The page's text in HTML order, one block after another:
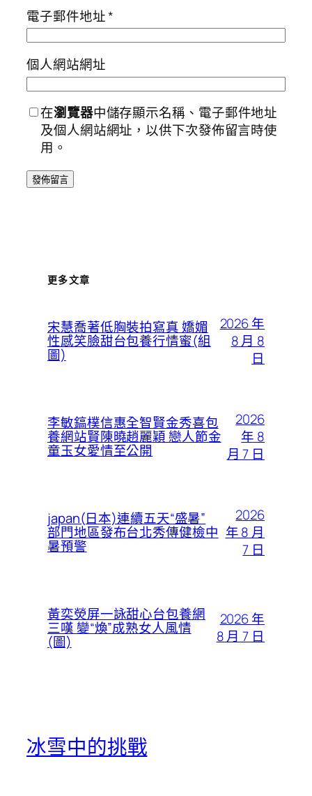
電子郵件地址*
個人網站網址
在瀏覽器中儲存顯示名稱、電子郵件地址
及個人網站網址，以供下次發佈留言時使
用。
更多文章
宋慧喬著低胸裝拍寫真 嬌媚
性感笑臉甜台包養行情蜜(組
圖)
2026 年
8 月 8
日
李敏鎬樸信惠全智賢金秀喜包
養網站賢陳曉趙麗穎 戀人節金
童玉女愛情至公開
2026
年 8
月 7 日
japan(日本)連續五天“盛暑”
部門地區發布台北秀傳健檢中
暑預警
2026
年 8 月
7 日
黃奕熒屏一詠甜心台包養網
三嘆 變“煥”成熟女人風情
(圖)
2026 年
8 月 7 日
冰雪中的挑戰